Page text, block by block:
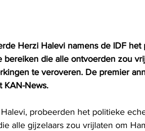
Herzi Halevi namens de IDF het
die alle ontvoerden zou
te veroveren. De premier
KAN-News.
probeerden het politieke
alle gijzelaars zou vrijlaten om